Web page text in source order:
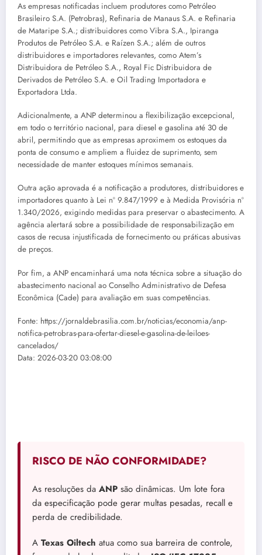
As empresas notificadas incluem produtores como Petróleo
Brasileiro S.A. (Petrobras), Refinaria de Manaus S.A. e Refinaria
de Mataripe S.A.; distribuidores como Vibra S.A., Ipiranga
Produtos de Petróleo S.A. e Raízen S.A.; além de outros
distribuidores e importadores relevantes, como Atem’s
Distribuidora de Petróleo S.A., Royal Fic Distribuidora de
Derivados de Petróleo S.A. e Oil Trading Importadora e
Exportadora Ltda.
Adicionalmente, a ANP determinou a flexibilização excepcional,
em todo o território nacional, para diesel e gasolina até 30 de
abril, permitindo que as empresas aproximem os estoques da
ponta de consumo e ampliem a fluidez de suprimento, sem
necessidade de manter estoques mínimos semanais.
Outra ação aprovada é a notificação a produtores, distribuidores e
importadores quanto à Lei nº 9.847/1999 e à Medida Provisória nº
1.340/2026, exigindo medidas para preservar o abastecimento. A
agência alertará sobre a possibilidade de responsabilização em
casos de recusa injustificada de fornecimento ou práticas abusivas
de preços.
Por fim, a ANP encaminhará uma nota técnica sobre a situação do
abastecimento nacional ao Conselho Administrativo de Defesa
Econômica (Cade) para avaliação em suas competências.
Fonte: https://jornaldebrasilia.com.br/noticias/economia/anp-
notifica-petrobras-para-ofertar-diesel-e-gasolina-de-leiloes-
cancelados/
Data: 2026-03-20 03:08:00
RISCO DE NÃO CONFORMIDADE?
As resoluções da ANP são dinâmicas. Um lote fora
da especificação pode gerar multas pesadas, recall e
perda de credibilidade.
A Texas Oiltech atua como sua barreira de controle,